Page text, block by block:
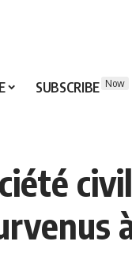
SUBSCRIBE Now